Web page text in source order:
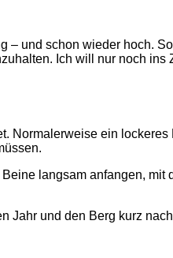
– und schon wieder hoch.
Ich will nur noch ins
Normalerweise ein lockeres
langsam anfangen, mit
Jahr und den Berg kurz